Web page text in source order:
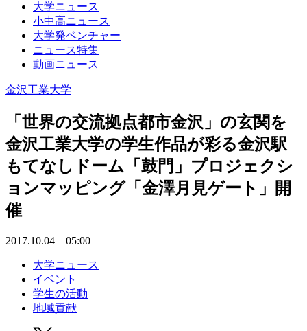
大学ニュース
小中高ニュース
大学発ベンチャー
ニュース特集
動画ニュース
金沢工業大学
「世界の交流拠点都市金沢」の玄関を
金沢工業大学の学生作品が彩る金沢駅
もてなしドーム「鼓門」プロジェクシ
ョンマッピング「金澤月見ゲート」開
催
2017.10.04 05:00
大学ニュース
イベント
学生の活動
地域貢献